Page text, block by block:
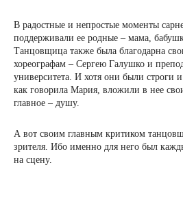
В радостные и непростые моменты
поддерживали ее родные – мама,
Танцовщица также была благодарна
хореографам – Сергею Галушко и
университета. И хотя они были строги
как говорила Мария, вложили в нее
главное – душу.
А вот своим главным критиком
зрителя. Ибо именно для него был
на сцену.